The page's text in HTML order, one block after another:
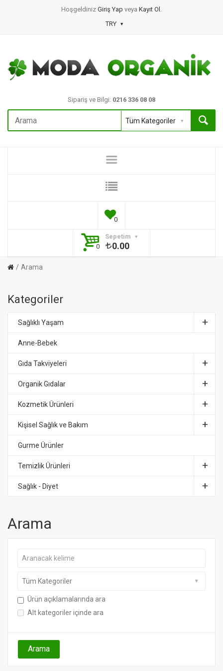
Hoşgeldiniz Giriş Yap veya Kayıt Ol .
TRY
Sipariş ve Bilgi: 0216 336 08 08
0
Sepetim
0
0.00
Arama
Kategoriler
Sağlıklı Yaşam
Anne-Bebek
Gıda Takviyeleri
Organik Gıdalar
Kozmetik Ürünleri
Kişisel Sağlık ve Bakım
Gurme Ürünler
Temizlik Ürünleri
Sağlık - Diyet
Arama
Ürün açıklamalarında ara
Alt kategoriler içinde ara